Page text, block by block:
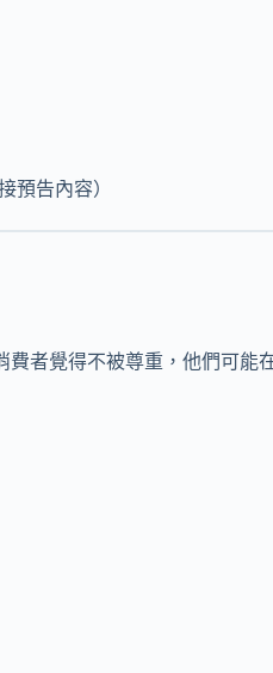
預告內容）
者覺得不被尊重，他們可能